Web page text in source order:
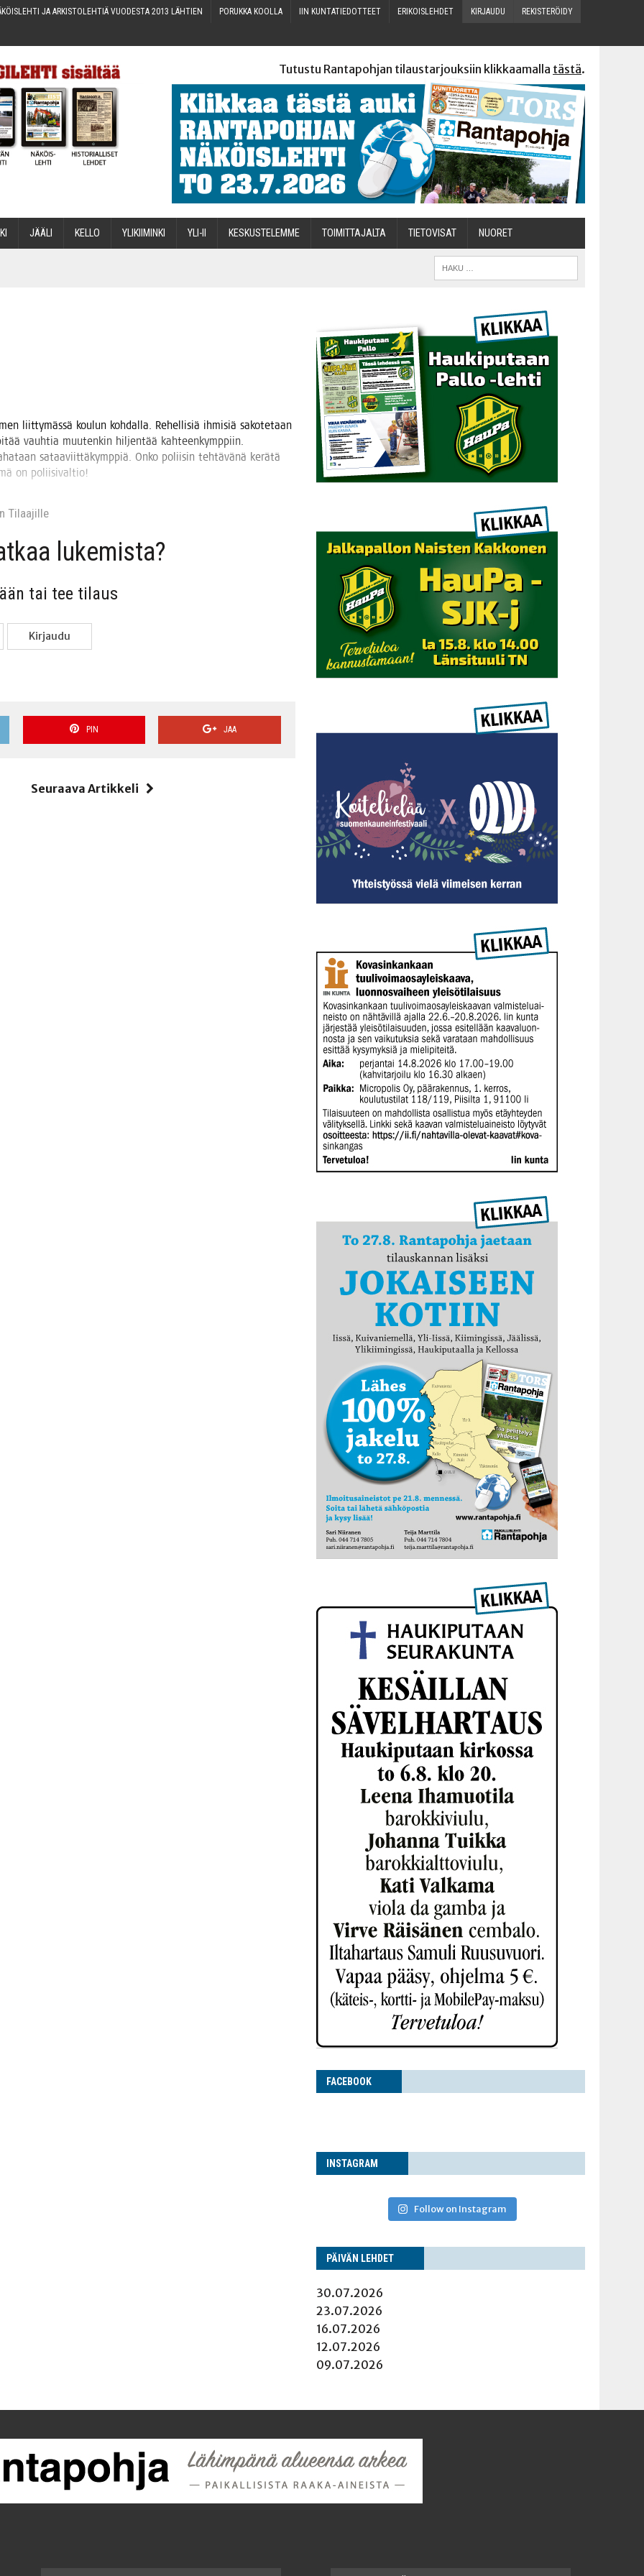
JA ARKIS­TO­LEH­TIÄ VUO­DES­TA 2013 LÄHTIEN PORUK­KA KOOLLA IIN KUN­TA­TIE­DOT­TEET ERI­KOIS­LEH­DET KIR­JAU­DU REKIS­TE­RÖI­DY
Tutustu Rantapohjan tilaustarjouksiin klikkaamalla tästä.
JÄÄ­LI KEL­LO YLI­KII­MIN­KI YLI-II KES­KUS­TE­LEM­ME TOI­MIT­TA­JAL­TA TIETOVISAT NUO­RET
liit­ty­mäs­sä kou­lun koh­dal­la. Rehel­li­siä ihmi­siä sako­te­taan
vauh­tia muu­ten­kin hil­jen­tää kah­teen­kymp­piin.
sataa­viit­tä­kymp­piä. Onko polii­sin teh­tä­vä­nä kerä­tä
on poliisivaltio!
Tilaa­jil­le
lukemista?
tai tee tilaus
Kir­jau­du
PIN JAA
Seuraava Artikkeli
FACE­BOOK
INS­TA­GRAM
Follow on Instagram
PÄI­VÄN LEHDET
30.07.2026
23.07.2026
16.07.2026
12.07.2026
09.07.2026